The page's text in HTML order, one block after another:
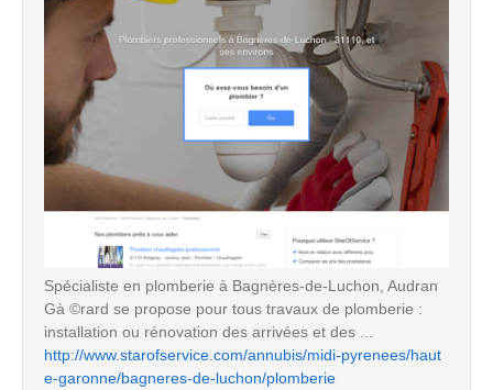
Spécialiste en plomberie à Bagnères-de-Luchon, Audran
Gà ©rard se propose pour tous travaux de plomberie :
installation ou rénovation des arrivées et des ...
http://www.starofservice.com/annubis/midi-pyrenees/haut
e-garonne/bagneres-de-luchon/plomberie